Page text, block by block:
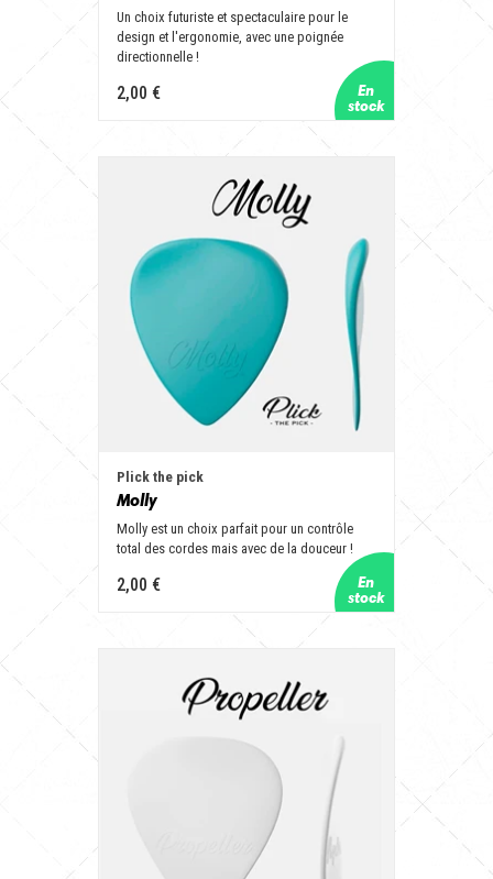
Un choix futuriste et spectaculaire pour le
design et l'ergonomie, avec une poignée
directionnelle !
2,00 €
Plick the pick
Molly
Molly est un choix parfait pour un contrôle
total des cordes mais avec de la douceur !
2,00 €